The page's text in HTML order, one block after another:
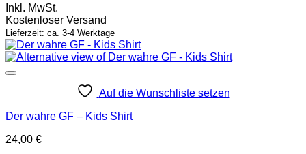
Inkl. MwSt.
Kostenloser Versand
Lieferzeit: ca. 3-4 Werktage
Auf die Wunschliste setzen
Der wahre GF – Kids Shirt
24,00 €